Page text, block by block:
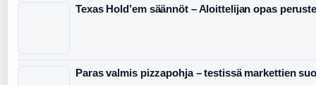
Texas Hold’em säännöt – Aloittelijan opas
Paras valmis pizzapohja – testissä markettien